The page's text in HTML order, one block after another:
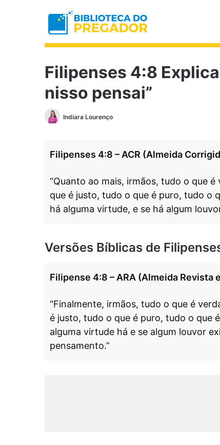
Filipenses 4:8
nisso pensai”
Indiara Lourenço
Filipenses 4:8 – ACR (Almeida
“Quanto ao mais, irmãos, tudo o que
que é justo, tudo o que é puro, tudo o
há alguma virtude, e se há algum
Versões Bíblicas de
Filipense 4:8 – ARA (Almeida Revista
“Finalmente, irmãos, tudo o que é
é justo, tudo o que é puro, tudo o que
alguma virtude há e se algum louvor
pensamento.”